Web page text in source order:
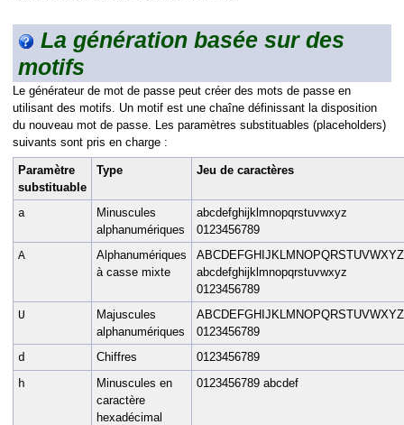
adresse (URL)
La génération basée sur des
motifs
Le générateur de mot de passe peut créer des mots de passe en
utilisant des motifs. Un motif est une chaîne définissant la disposition
du nouveau mot de passe. Les paramètres substituables (placeholders)
suivants sont pris en charge :
Paramètre
substituable
Type Jeu de caractères
a
Minuscules
alphanumériques
abcdefghijklmnopqrstuvwxyz
0123456789
A
Alphanumériques
à casse mixte
ABCDEFGHIJKLMNOPQRSTUVWXYZ
abcdefghijklmnopqrstuvwxyz
0123456789
U
Majuscules
alphanumériques
ABCDEFGHIJKLMNOPQRSTUVWXYZ
0123456789
d
Chiffres
0123456789
h
Minuscules en
caractère
hexadécimal
0123456789 abcdef